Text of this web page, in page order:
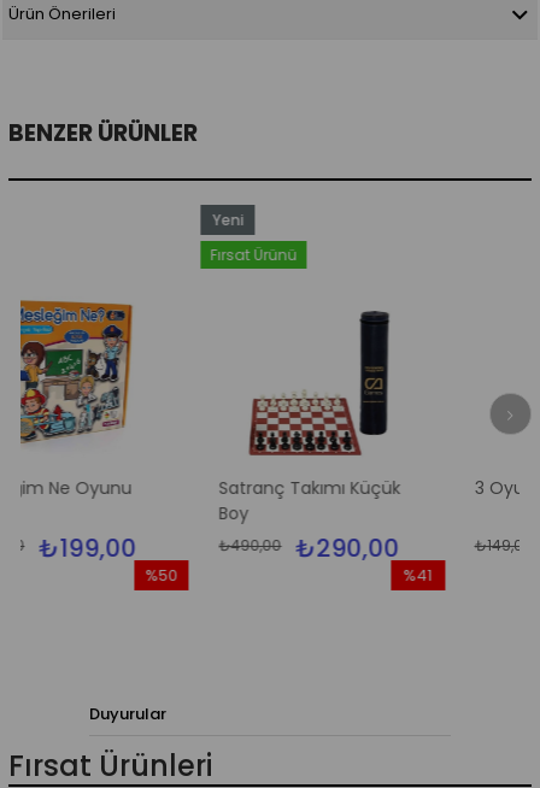
Ürün Önerileri
BENZER ÜRÜNLER
Satranç Takımı Küçük
₺290,00
Fırsat Ürünü
3 Oyun Dama
₺149,00
Duyurular
Fırsat Ürünleri